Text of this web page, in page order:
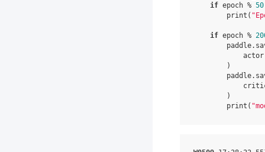
if epoch % 50
print (
if epoch %
paddle.
actor
)
paddle.
)
print (